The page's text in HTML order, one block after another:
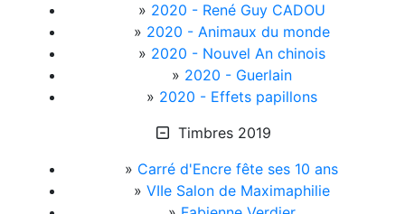
» 2020 - René Guy CADOU
» 2020 - Animaux du monde
» 2020 - Nouvel An chinois
» 2020 - Guerlain
» 2020 - Effets papillons
Timbres 2019
» Carré d'Encre fête ses 10 ans
» VIIe Salon de Maximaphilie